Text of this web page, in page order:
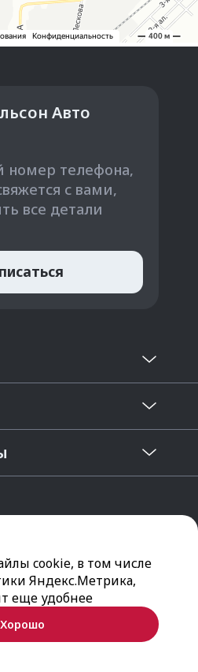
cookie, в том числе
Яндекс.Метрика,
еще удобнее
Хорошо
Авто
номер телефона,
с вами,
все детали